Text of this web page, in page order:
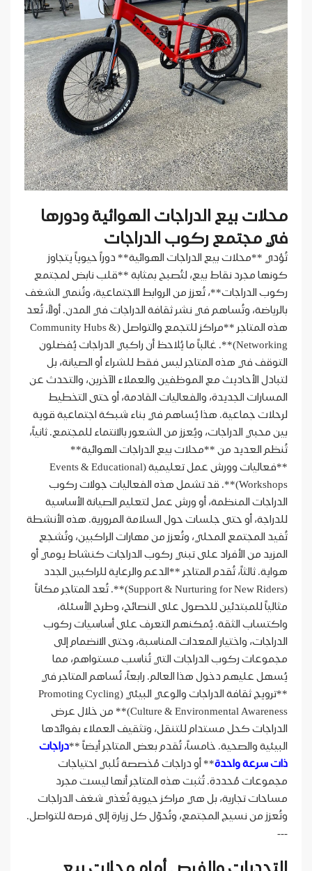
محلات بيع الدراجات الهوائية ودورها
في مجتمع ركوب الدراجات
تُؤدي **محلات بيع الدراجات الهوائية** دوراً حيوياً يتجاوز
كونها مجرد نقاط بيع، لتُصبح بمثابة **قلب نابض لمجتمع
ركوب الدراجات**، تُعزز من الروابط الاجتماعية، وتُنمي الشغف
بالرياضة، وتُساهم في نشر ثقافة الدراجات في المدن. أولاً، تُعد
هذه المتاجر **مراكز للتجمع والتواصل (Community Hubs &
Networking)**. غالباً ما يُلاحظ أن راكبي الدراجات يُفضلون
التوقف في هذه المتاجر ليس فقط للشراء أو الصيانة، بل
لتبادل الأحاديث مع الموظفين والعملاء الآخرين، والتحدث عن
المسارات الجديدة، والفعاليات القادمة، أو حتى التخطيط
لرحلات جماعية. هذا يُساهم في بناء شبكة اجتماعية قوية
بين محبي الدراجات، ويُعزز من الشعور بالانتماء للمجتمع. ثانياً،
تُنظم العديد من **محلات بيع الدراجات الهوائية**
**فعاليات وورش عمل تعليمية (Events & Educational
Workshops)**. قد تشمل هذه الفعاليات جولات ركوب
الدراجات المنظمة، أو ورش عمل لتعليم الصيانة الأساسية
للدراجة، أو حتى جلسات حول السلامة المرورية. هذه الأنشطة
تُفيد المجتمع المحلي، وتُعزز من مهارات الراكبين، وتُشجع
المزيد من الأفراد على تبني ركوب الدراجات كنشاط يومي أو
هواية. ثالثاً، تُقدم المتاجر **الدعم والرعاية للراكبين الجدد
(Support & Nurturing for New Riders)**. تُعد المتاجر مكاناً
مثالياً للمبتدئين للحصول على النصائح، وطرح الأسئلة،
واكتساب الثقة. يُمكنهم التعرف على أساسيات ركوب
الدراجات، واختيار المعدات المناسبة، وحتى الانضمام إلى
مجموعات ركوب الدراجات التي تُناسب مستواهم، مما
يُسهل عليهم دخول هذا العالم. رابعاً، تُساهم المتاجر في
**ترويج ثقافة الدراجات والوعي البيئي (Promoting Cycling
Culture & Environmental Awareness)** من خلال عرض
الدراجات كحل مستدام للتنقل، وتثقيف العملاء بفوائدها
البيئية والصحية. خامساً، تُقدم بعض المتاجر أيضاً **دراجات
ذات سرعة واحدة** أو دراجات مُخصصة تُلبي احتياجات
مجموعات مُحددة. تُثبت هذه المتاجر أنها ليست مجرد
مساحات تجارية، بل هي مراكز حيوية تُغذي شغف الدراجات
وتُعزز من نسيج المجتمع، وتُحوّل كل زيارة إلى فرصة للتواصل.
---